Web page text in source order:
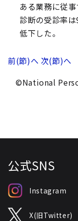
ある業務に従
診断の受診率
低下した。
前(節)へ 次(節)へ
©National
公式SNS
Instagram
X(旧Twitter)